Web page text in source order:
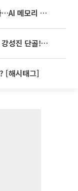
SK하이닉스, 용인·청주에 54조 투자…AI 메모리 생산기지 키운다
'2TV 생생정보' 오늘방송맛집- 배우 강성진 단골! 쌀국수ㆍ푸팟퐁 커리 맛집 '블○○○'
[해시태그]